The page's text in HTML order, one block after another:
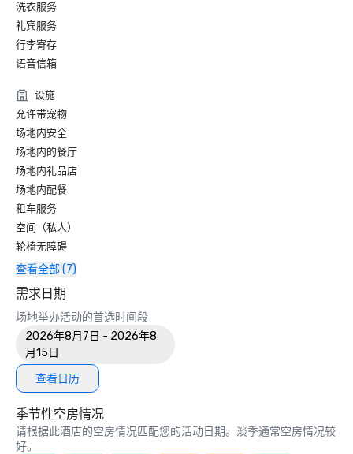
• SF Gate — 湾区最佳 — 5 家最佳酒店
• OpenTable — 旧金山最漂亮的 12 家餐厅之一
• 旅行者选择奖-最佳中的最佳
• 我去的目的地 — 美国 6 个最佳 LGBTQ+ 婚礼目的地之一
• Insidehook — 旧金山最佳酒店酒吧
• SF Travel — 旧金山最受好评的豪华酒店
• Timeout — 旧金山最好的豪华酒店之一
2023
•《康德纳斯特旅行家》顶级酒店
•《旅行与休闲》杂志-旧金山最佳酒店
洗衣服务
礼宾服务
行李寄存
语音信箱
设施
允许带宠物
场地内安全
场地内的餐厅
场地内礼品店
场地内配餐
租车服务
空间（私人）
轮椅无障碍
查看全部 (7)
需求日期
场地举办活动的首选时间段
2026年8月7日 - 2026年8
月15日
查看日历
季节性空房情况
请根据此酒店的空房情况匹配您的活动日期。淡季通常空房情况较
好。